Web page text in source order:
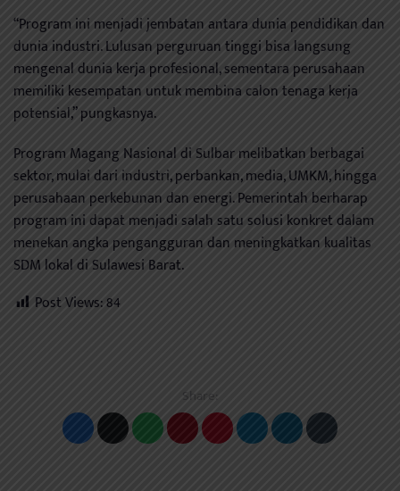
“Program ini menjadi jembatan antara dunia pendidikan dan
dunia industri. Lulusan perguruan tinggi bisa langsung
mengenal dunia kerja profesional, sementara perusahaan
memiliki kesempatan untuk membina calon tenaga kerja
potensial,” pungkasnya.
Program Magang Nasional di Sulbar melibatkan berbagai
sektor, mulai dari industri, perbankan, media, UMKM, hingga
perusahaan perkebunan dan energi. Pemerintah berharap
program ini dapat menjadi salah satu solusi konkret dalam
menekan angka pengangguran dan meningkatkan kualitas
SDM lokal di Sulawesi Barat.
Post Views:84
Share: